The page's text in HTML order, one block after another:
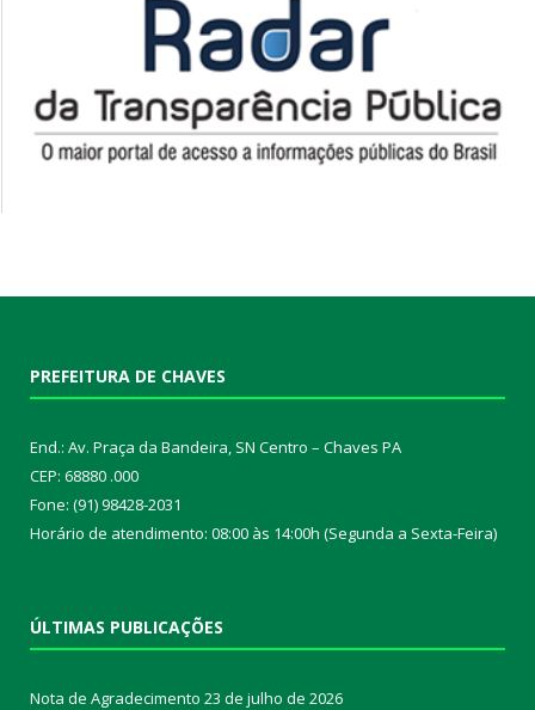
PREFEITURA DE CHAVES
End.: Av. Praça da Bandeira, SN Centro – Chaves PA
CEP: 68880 .000
Fone: (91) 98428-2031
Horário de atendimento: 08:00 às 14:00h (Segunda a Sexta-Feira)
ÚLTIMAS PUBLICAÇÕES
Nota de Agradecimento 23 de julho de 2026